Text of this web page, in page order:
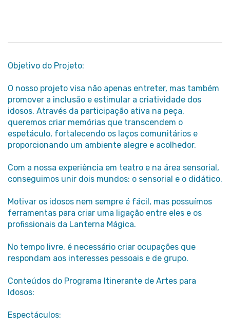
Objetivo do Projeto:
O nosso projeto visa não apenas entreter, mas também
promover a inclusão e estimular a criatividade dos
idosos. Através da participação ativa na peça,
queremos criar memórias que transcendem o
espetáculo, fortalecendo os laços comunitários e
proporcionando um ambiente alegre e acolhedor.
Com a nossa experiência em teatro e na área sensorial,
conseguimos unir dois mundos: o sensorial e o didático.
Motivar os idosos nem sempre é fácil, mas possuímos
ferramentas para criar uma ligação entre eles e os
profissionais da Lanterna Mágica.
No tempo livre, é necessário criar ocupações que
respondam aos interesses pessoais e de grupo.
Conteúdos do Programa Itinerante de Artes para
Idosos:
Espectáculos: